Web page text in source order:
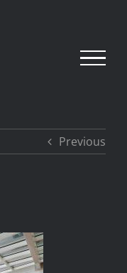
Previous